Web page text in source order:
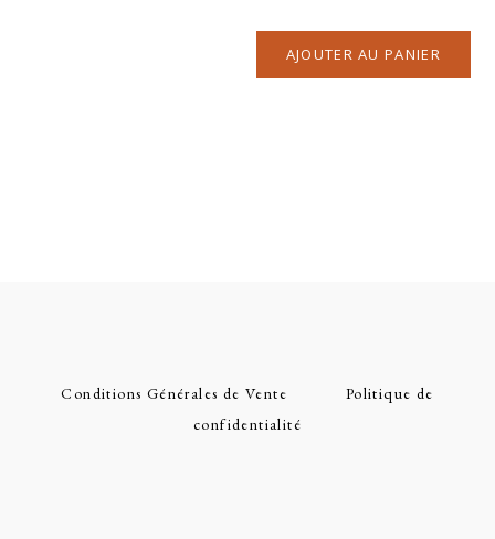
AJOUTER AU PANIER
Conditions Générales de Vente
Politique de
confidentialité